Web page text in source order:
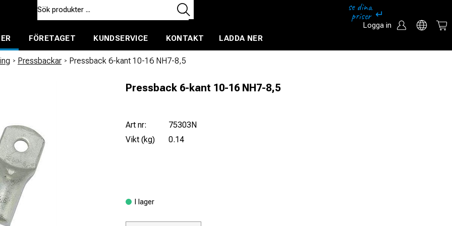
Logga in
FÖRETAGET KUNDSERVICE KONTAKT LADDA NER
/ Pressbackar / Pressback 6-kant 10-16 NH7-8,5
Pressback 6-kant 10-16 NH7-8,5
Art nr:
75303N
Vikt (kg)
0.14
I lager